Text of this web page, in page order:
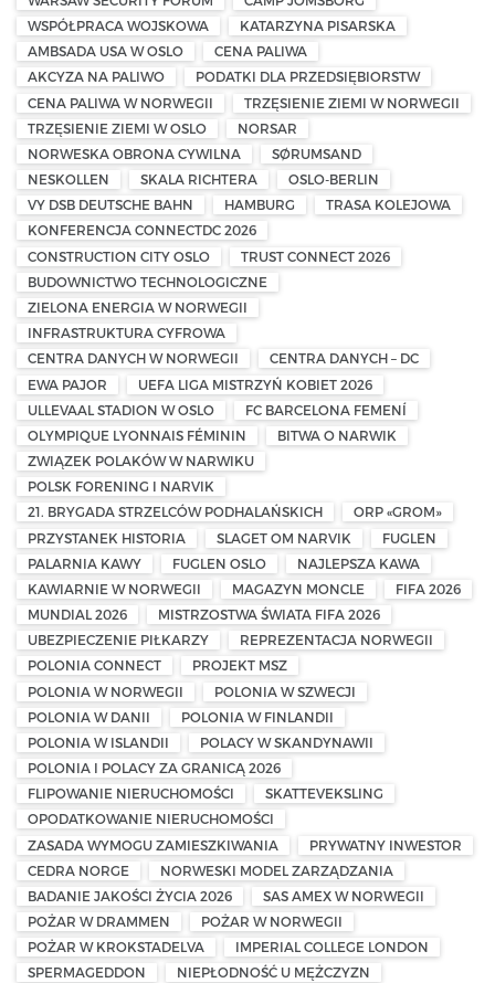
WSPÓŁPRACA WOJSKOWA
KATARZYNA PISARSKA
AMBSADA USA W OSLO
CENA PALIWA
AKCYZA NA PALIWO
PODATKI DLA PRZEDSIĘBIORSTW
CENA PALIWA W NORWEGII
TRZĘSIENIE ZIEMI W NORWEGII
TRZĘSIENIE ZIEMI W OSLO
NORSAR
NORWESKA OBRONA CYWILNA
SØRUMSAND
NESKOLLEN
SKALA RICHTERA
OSLO-BERLIN
VY DSB DEUTSCHE BAHN
HAMBURG
TRASA KOLEJOWA
KONFERENCJA CONNECTDC 2026
CONSTRUCTION CITY OSLO
TRUST CONNECT 2026
BUDOWNICTWO TECHNOLOGICZNE
ZIELONA ENERGIA W NORWEGII
INFRASTRUKTURA CYFROWA
CENTRA DANYCH W NORWEGII
CENTRA DANYCH – DC
EWA PAJOR
UEFA LIGA MISTRZYŃ KOBIET 2026
ULLEVAAL STADION W OSLO
FC BARCELONA FEMENÍ
OLYMPIQUE LYONNAIS FÉMININ
BITWA O NARWIK
ZWIĄZEK POLAKÓW W NARWIKU
POLSK FORENING I NARVIK
21. BRYGADA STRZELCÓW PODHALAŃSKICH
ORP «GROM»
PRZYSTANEK HISTORIA
SLAGET OM NARVIK
FUGLEN
PALARNIA KAWY
FUGLEN OSLO
NAJLEPSZA KAWA
KAWIARNIE W NORWEGII
MAGAZYN MONCLE
FIFA 2026
MUNDIAL 2026
MISTRZOSTWA ŚWIATA FIFA 2026
UBEZPIECZENIE PIŁKARZY
REPREZENTACJA NORWEGII
POLONIA CONNECT
PROJEKT MSZ
POLONIA W NORWEGII
POLONIA W SZWECJI
POLONIA W DANII
POLONIA W FINLANDII
POLONIA W ISLANDII
POLACY W SKANDYNAWII
POLONIA I POLACY ZA GRANICĄ 2026
FLIPOWANIE NIERUCHOMOŚCI
SKATTEVEKSLING
OPODATKOWANIE NIERUCHOMOŚCI
ZASADA WYMOGU ZAMIESZKIWANIA
PRYWATNY INWESTOR
CEDRA NORGE
NORWESKI MODEL ZARZĄDZANIA
BADANIE JAKOŚCI ŻYCIA 2026
SAS AMEX W NORWEGII
POŻAR W DRAMMEN
POŻAR W NORWEGII
POŻAR W KROKSTADELVA
IMPERIAL COLLEGE LONDON
SPERMAGEDDON
NIEPŁODNOŚĆ U MĘŻCZYZN